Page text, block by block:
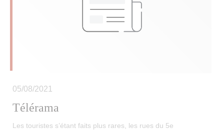
Télérama
05/08/2021
Les touristes s’étant faits plus rares, les rues du 5e